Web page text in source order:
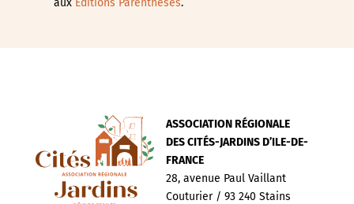
aux Editions Parenthèses.
ASSOCIATION RÉGIONALE
DES CITÉS-JARDINS D’ILE-DE-
FRANCE
28, avenue Paul Vaillant
Couturier / 93 240 Stains